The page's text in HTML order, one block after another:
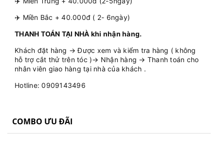
✈️ Miền Bắc + 40.000đ ( 2- 6ngày)
THANH TOÁN TẠI NHÀ khi nhận hàng.
Khách đặt hàng → Được xem và kiểm tra hàng ( không
hỗ trợ cắt thử trên tóc )→ Nhận hàng → Thanh toán cho
nhân viên giao hàng tại nhà của khách .
Hotline: 0909143496
COMBO ƯU ĐÃI